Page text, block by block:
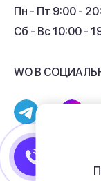
Кэшбек
Пн - Пт 9:00 -
Сб - Вс 10:00 -
WO В